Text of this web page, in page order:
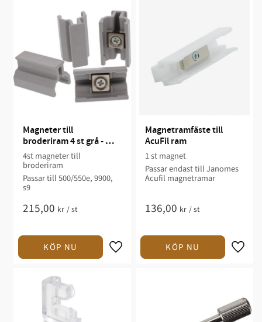
Magneter till
broderiram 4 st grå -
Passar till 500/550e,
9900, s9
4st magneter till
broderiram
Passar till 500/550e, 9900,
s9
215,00 kr /st
Magnetramfäste till
AcuFil ram
1 st magnet
Passar endast till Janomes
Acufil magnetramar
136,00 kr /st